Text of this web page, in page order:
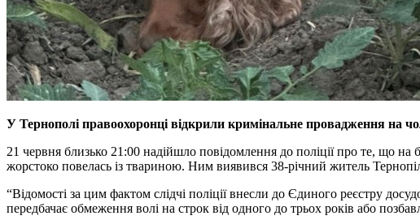
У Тернополі правоохоронці відкрили кримінальне провадження на
21 червня близько 21:00 надійшло повідомлення до поліції про те, що
жорстоко повелась із твариною. Ним виявився 38-річний житель
“Відомості за цим фактом слідчі поліції внесли до Єдиного реєстру
передбачає обмеження волі на строк від одного до трьох років або